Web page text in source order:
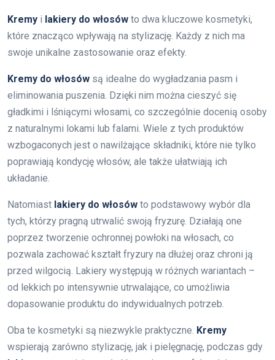
Kremy i lakiery do włosów to dwa kluczowe kosmetyki,
które znacząco wpływają na stylizację. Każdy z nich ma
swoje unikalne zastosowanie oraz efekty.
Kremy do włosów są idealne do wygładzania pasm i
eliminowania puszenia. Dzięki nim można cieszyć się
gładkimi i lśniącymi włosami, co szczególnie docenią osoby
z naturalnymi lokami lub falami. Wiele z tych produktów
wzbogaconych jest o nawilżające składniki, które nie tylko
poprawiają kondycję włosów, ale także ułatwiają ich
układanie.
Natomiast lakiery do włosów to podstawowy wybór dla
tych, którzy pragną utrwalić swoją fryzurę. Działają one
poprzez tworzenie ochronnej powłoki na włosach, co
pozwala zachować kształt fryzury na dłużej oraz chroni ją
przed wilgocią. Lakiery występują w różnych wariantach –
od lekkich po intensywnie utrwalające, co umożliwia
dopasowanie produktu do indywidualnych potrzeb.
Oba te kosmetyki są niezwykle praktyczne. Kremy
wspierają zarówno stylizację, jak i pielęgnację, podczas gdy